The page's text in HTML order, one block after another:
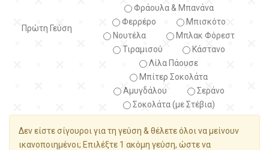
Πρώτη Γεύση
Φράουλα & Μπανάνα
Φερρέρο
Μπισκότο
Νουτέλα
Μπλακ Φόρεστ
Τιραμισού
Κάστανο
Λίλα Πάουσε
Μπίτερ Σοκολάτα
Αμυγδάλου
Σεράνο
Σοκολάτα (με Στέβια)
Δεν είστε σίγουροι για τη γεύση & θέλετε όλοι να μείνουν
ικανοποιημένοι; Επιλέξτε 1 ακόμη γεύση, ώστε να